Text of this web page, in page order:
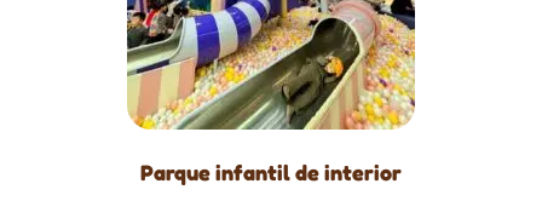
Parque infantil de interior